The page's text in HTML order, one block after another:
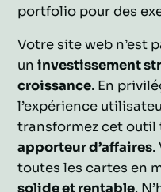
portfolio pourdes
Votre site web n’est
uninvestissement
croissance. En
l’expérience
transformez cet
apporteur d’affaires.
toutes les cartes en